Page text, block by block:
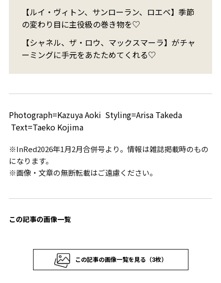
【ルイ・ヴィトン、サンローラン、ロエベ】季節
の変わり目に主役級の巻き物を♡
【シャネル、ザ・ロウ、マックスマーラ】がチャ
ーミングに手元をあたためてくれる♡
Photograph=Kazuya Aoki Styling=Arisa Takeda
Text=Taeko Kojima
※InRed2026年1月2月合併号より。情報は雑誌掲載時のもの
になります。
※画像・文章の無断転載はご遠慮ください。
この記事の画像一覧
この記事の画像一覧を見る（3枚）